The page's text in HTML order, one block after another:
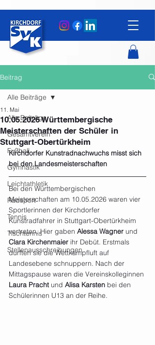
Beitrag
Alle Beiträge
Gesamtverein
Fußball
Gymnastik
Leichtathletik
Radsport
Tennis
Tischtennis
Stellenausschreibungen
Alle Beiträge
10.05.2026 Württembergische
Meisterschaften der Schüler in
Stuttgart-Obertürkheim
11. Mai
Kirchdorfer Kunstradnachwuchs misst sich
bei den Landesmeisterschaften
Bei den Württembergischen
Meisterschaften am 10.05.2026 waren vier
Sportlerinnen der Kirchdorfer
Kunstradfahrer in Stuttgart-Obertürkheim
vertreten. Hier gaben Alessa Wagner und
Clara Kirchenmaier ihr Debüt. Erstmals
durften sie die Wettkampfluft auf
Landesebene schnuppern. Nach der
Mittagspause waren die Vereinskolleginnen
Laura Pracht und Alisa Karsten bei den
Schülerinnen U13 an der Reihe.